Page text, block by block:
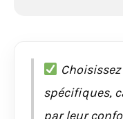
spécifiques,
par leur